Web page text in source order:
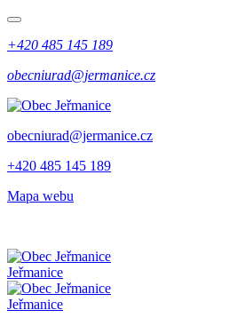
+420 485 145 189
obecniurad@jermanice.cz
obecniurad@jermanice.cz
+420 485 145 189
Mapa webu
Jeřmanice
Jeřmanice